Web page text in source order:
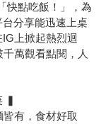
快點吃飯！」，為
分享能迅速上桌
上掀起熱烈迴
萬觀看點閱，人
▍
有，食材好取